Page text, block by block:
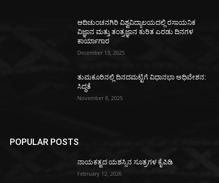
ಆದಿಚುಂಚನಗಿರಿ ವಿಶ್ವವಿದ್ಯಾಲಯದಲ್ಲಿ ರಸಾಯನಿಕ
ವಿಜ್ಞಾನ ಮತ್ತು ತಂತ್ರಜ್ಞಾನ ಕುರಿತ ಎರಡು ದಿನಗಳ
ಕಾರ್ಯಾಗಾರ
December 13, 2025
ತುಮಕೂರಿನಲ್ಲಿ ದಿನದಮಟ್ಟಿಗೆ ವಿಧಾನಭಾ ಅಧಿವೇಶನ:
ಸಿದ್ಧತೆ
November 8, 2025
POPULAR POSTS
ನಾಯಕತ್ವದ ಯಶಸ್ಸಿನ ಸೂತ್ರಗಳ ಕೈಪಿಡಿ
February 12, 2026